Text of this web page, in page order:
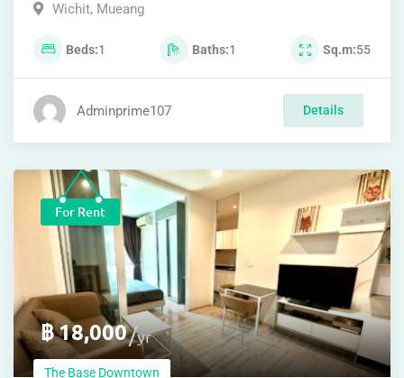
Wichit, Mueang
Beds 1 Baths 1 Sq.m 55
Adminprime107 Details
For Rent
฿18,000 yr
The Base Downtown